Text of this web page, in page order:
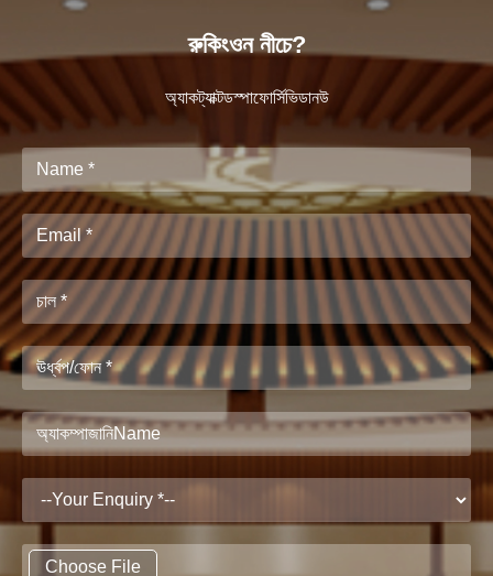
রুকিংওন নীচে?
অ্যাকট্যাক্টডস্পাফোর্সিভিডানউ
Choose File